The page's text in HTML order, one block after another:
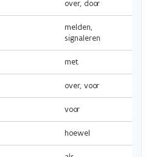
over, door
melden,
signaleren
met
over, voor
voor
hoewel